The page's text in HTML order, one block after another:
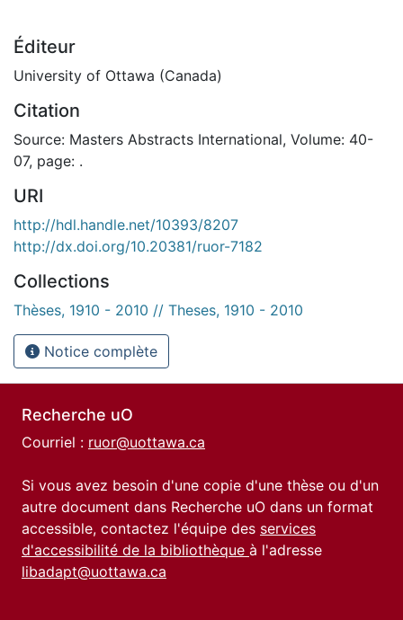
Éditeur
University of Ottawa (Canada)
Citation
Source: Masters Abstracts International, Volume: 40-
07, page: .
URI
http://hdl.handle.net/10393/8207
http://dx.doi.org/10.20381/ruor-7182
Collections
Thèses, 1910 - 2010 // Theses, 1910 - 2010
Notice complète
Recherche uO
Courriel : ruor@uottawa.ca
Si vous avez besoin d'une copie d'une thèse ou d'un
autre document dans Recherche uO dans un format
accessible, contactez l'équipe des services
d'accessibilité de la bibliothèque à l'adresse
libadapt@uottawa.ca